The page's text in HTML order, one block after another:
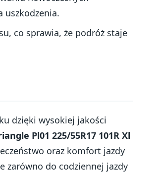
uszkodzenia.
co sprawia, że podróż staje
dzięki wysokiej jakości
Pl01 225/55R17 101R Xl
oraz komfort jazdy
zarówno do codziennej jazdy